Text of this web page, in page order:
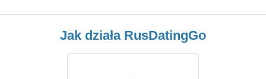
Jak działa RusDatingGo